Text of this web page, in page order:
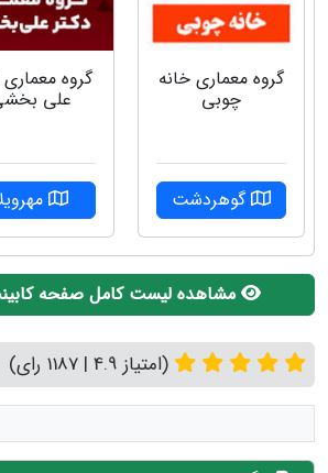
گروه‌ معماری خانه
چوبی
گوهردشت
گروه معماری
علی
مشاهده لیست کامل صفحه
(امتیاز 4.9 | 1187 رای)